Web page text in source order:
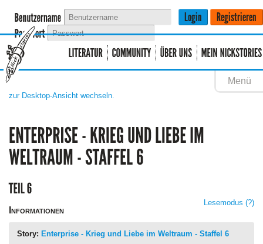
Menü
zur Desktop-Ansicht wechseln.
Lesemodus (?)
Informationen
Story: Enterprise - Krieg und Liebe im Weltraum - Staffel 6